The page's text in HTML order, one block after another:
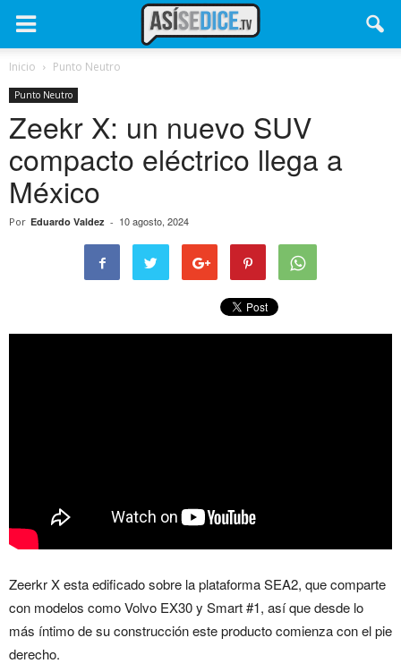
Inicio Punto Neutro
Punto Neutro
Zeekr X: un nuevo SUV
compacto eléctrico llega a
México
Por Eduardo Valdez - 10 agosto, 2024
Zeerkr X esta edificado sobre la plataforma SEA2, que comparte
con modelos como Volvo EX30 y Smart #1, así que desde lo
más íntimo de su construcción este producto comienza con el pie
derecho.